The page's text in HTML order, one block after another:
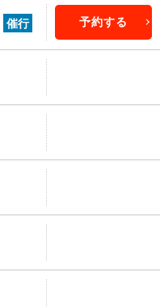
催行 予約する